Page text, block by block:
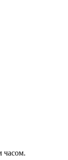
часом.